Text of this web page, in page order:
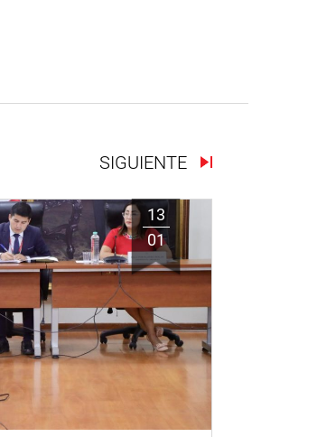
SIGUIENTE
13
01